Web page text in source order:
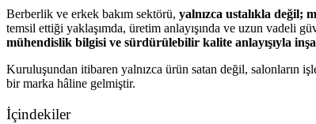
Berberlik ve erkek bakım sektörü, yalnızca ustalıkla değil;
temsil ettiği yaklaşımda, üretim anlayışında ve uzun vadeli
mühendislik bilgisi ve sürdürülebilir kalite anlayışıyla
Kuruluşundan itibaren yalnızca ürün satan değil, salonların
bir marka hâline gelmiştir.
İçindekiler